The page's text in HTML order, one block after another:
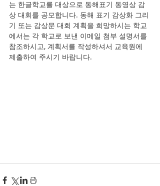
는 한글학교를 대상으로 동해표기 동영상 감
상 대회를 공모합니다. 동해 표기 감상화 그리
기 또는 감상문 대회 계획을 희망하시는 학교
에서는 각 학교로 보낸 이메일 첨부 설명서를
참조하시고, 계획서를 작성하셔서 교육원에
제출하여 주시기 바랍니다.